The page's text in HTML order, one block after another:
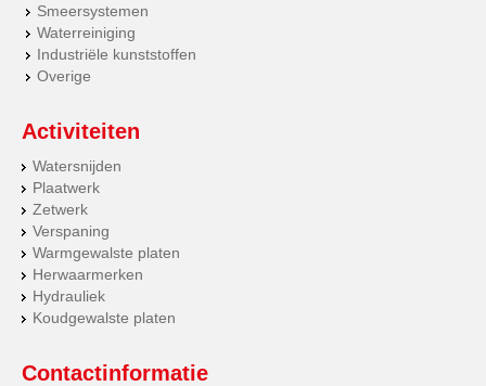
Smeersystemen
Waterreiniging
Industriële kunststoffen
Overige
Activiteiten
Watersnijden
Plaatwerk
Zetwerk
Verspaning
Warmgewalste platen
Herwaarmerken
Hydrauliek
Koudgewalste platen
Contactinformatie